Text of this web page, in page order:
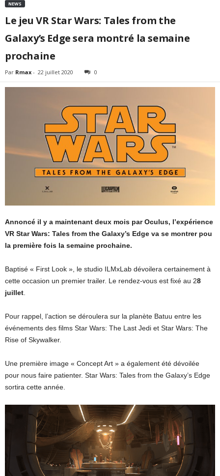
NEWS
Le jeu VR Star Wars: Tales from the
Galaxy’s Edge sera montré la semaine
prochaine
Par Rmax - 22 juillet 2020 0
Annoncé il y a maintenant deux mois par Oculus, l’expérience
VR Star Wars: Tales from the Galaxy’s Edge va se montrer pou
la première fois la semaine prochaine.
Baptisé « First Look », le studio ILMxLab dévoilera certainement à
cette occasion un premier trailer. Le rendez-vous est fixé au 28
juillet
Pour rappel, l’action se déroulera sur la planète Batuu entre les
événements des films Star Wars: The Last Jedi et Star Wars: The
Rise of Skywalker.
Une première image « Concept Art » a également été dévoilée
pour nous faire patienter. Star Wars: Tales from the Galaxy’s Edge
sortira cette année.